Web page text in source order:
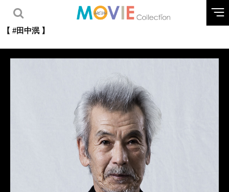
【 #田中泯 】